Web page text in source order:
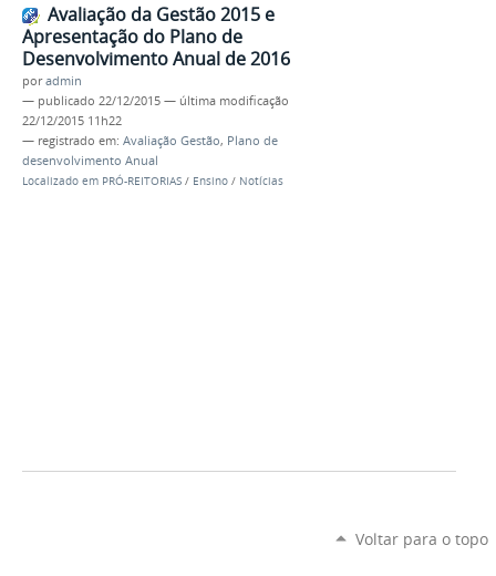
Avaliação da Gestão 2015 e
Apresentação do Plano de
Desenvolvimento Anual de 2016
poradmin
— publicado 22/12/2015 — última modificação
22/12/2015 11h22
— registrado em: Avaliação Gestão, Plano de
desenvolvimento Anual
Localizado em PRÓ-REITORIAS / Ensino / Notícias
Voltar para o topo